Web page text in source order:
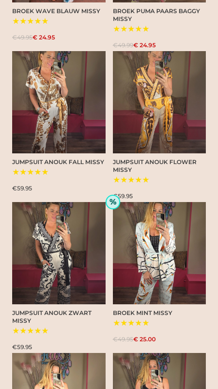
BROEK WAVE BLAUW MISSY
★★★★★
€49.95€ 24.95
BROEK PUMA PAARS BAGGY
MISSY
★★★★★
€49.99€ 24.95
JUMPSUIT ANOUK FALL MISSY
★★★★★
€59.95
JUMPSUIT ANOUK FLOWER
MISSY
★★★★★
€59.95
JUMPSUIT ANOUK ZWART
MISSY
★★★★★
€59.95
%
BROEK MINT MISSY
★★★★★
€49.95€ 25.00